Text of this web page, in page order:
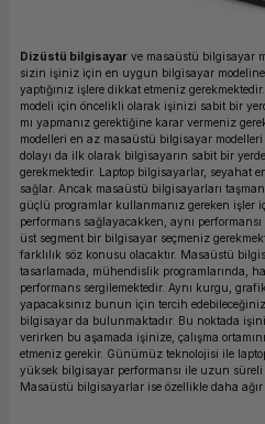
Dizüstü bilgisayar ve masaüstü bilgisayar
sizin işiniz için en uygun bilgisayar
yaptığınız işlere dikkat etmeniz
modeli için öncelikli olarak işinizi sabit bir
mı yapmanız gerektiğine karar vermeniz
modelleri en az masaüstü bilgisayar
dolayı da ilk olarak bilgisayarın sabit bir
gerekmektedir. Laptop bilgisayarlar, seyahat
sağlar. Ancak masaüstü bilgisayarları
güçlü programlar kullanmanız gereken işler
performans sağlayacakken, aynı
üst segment bir bilgisayar seçmeniz
farklılık söz konusu olacaktır. Masaüstü
tasarlamada, mühendislik programlarında,
performans sergilemektedir. Aynı kurgu,
yapacaksınız bunun için tercih
bilgisayar da bulunmaktadır. Bu noktada
verirken bu aşamada işinize, çalışma
etmeniz gerekir. Günümüz teknolojisi ile
yüksek bilgisayar performansı ile uzun süreli
Masaüstü bilgisayarlar ise özellikle daha